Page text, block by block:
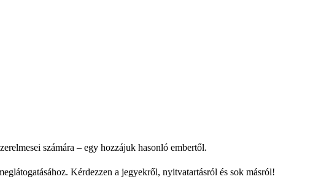
számára – egy hozzájuk hasonló embertől.
Kérdezzen a jegyekről, nyitvatartásról és sok másról!